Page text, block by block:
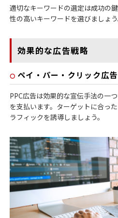
適切なキーワードの選定は成功の
性の高いキーワードを選びましょう
効果的な広告戦略
ペイ・パー・クリック広告
PPC広告は効果的な宣伝手法の一
を支払います。ターゲットに合っ
ラフィックを誘導しましょう。